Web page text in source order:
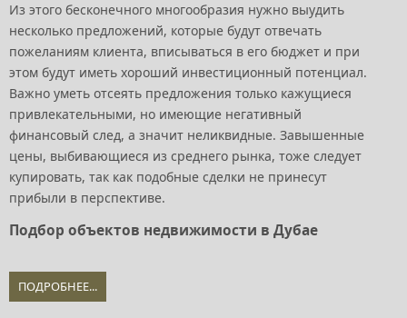
Из этого бесконечного многообразия нужно выудить
несколько предложений, которые будут отвечать
пожеланиям клиента, вписываться в его бюджет и при
этом будут иметь хороший инвестиционный потенциал.
Важно уметь отсеять предложения только кажущиеся
привлекательными, но имеющие негативный
финансовый след, а значит неликвидные. Завышенные
цены, выбивающиеся из среднего рынка, тоже следует
купировать, так как подобные сделки не принесут
прибыли в перспективе.
Подбор объектов недвижимости в Дубае
ПОДРОБНЕЕ...